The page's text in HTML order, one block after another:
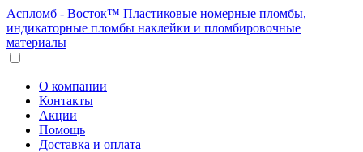
Аспломб - Восток™ Пластиковые номерные пломбы,
индикаторные пломбы наклейки и пломбировочные
материалы
О компании
Контакты
Акции
Помощь
Доставка и оплата